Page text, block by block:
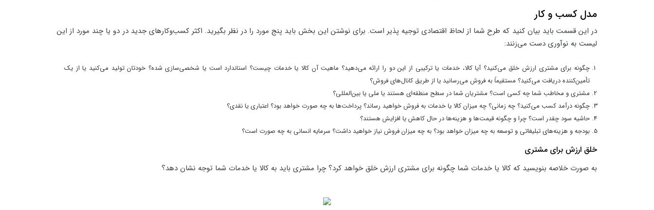
مدل کسب و کار
در این قسمت باید بیان کنید که طرح شما از لحاظ اقتصادی توجیه پذیر است. برای نوشتن این بخش باید پنج مورد را در نظر بگیرید. اکثر کسب‌وکارهای جدید در دو یا چند مورد از این
لیست به نوآوری دست می‌زنند:
چگونه برای مشتری ارزش خلق می‌کنید؟ آیا کالا، خدمات یا ترکیبی از این دو را ارائه می‌دهید؟ ماهیت آن کالا یا خدمات چیست؟ استاندارد است یا شخصی‌سازی شده؟ خودتان تولید می‌کنید یا از یک
تأمین‌کننده دریافت می‌کنید؟ مستقیماً به فروش می‌رسانید یا از طریق کانال‌های فروش؟
مشتری و مخاطب شما چه کسی است؟ مشتریان شما در سطح منطقه‌ای هستند یا ملی یا بین‌المللی؟
چگونه درآمد کسب می‌کنید؟ چه زمانی؟ چه میزان کالا یا خدمات به فروش خواهید رساند؟ پرداخت‌ها به چه صورت خواهد بود؟ اعتباری یا نقدی؟
حاشیه سود چقدر است؟ چرا و چگونه قیمت‌ها و هزینه‌ها در حال کاهش یا افزایش هستند؟
بودجه و هزینه‌های تبلیغاتی و توسعه به چه میزان خواهد بود؟ به چه میزان فروش نیاز خواهید داشت؟ سرمایه انسانی به چه صورت است؟
خلق ارزش برای مشتری
به صورت خلاصه بنویسید که کالا یا خدمات شما چگونه برای مشتری ارزش خلق خواهد کرد؟ چرا مشتری باید به کالا یا خدمات شما توجه نشان دهد؟